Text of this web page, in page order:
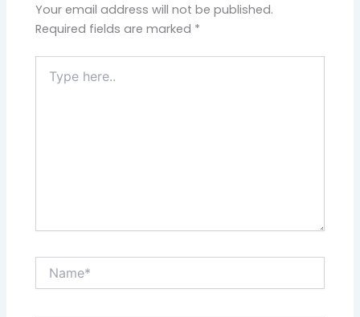
Your email address will not be published.
Required fields are marked *
here..